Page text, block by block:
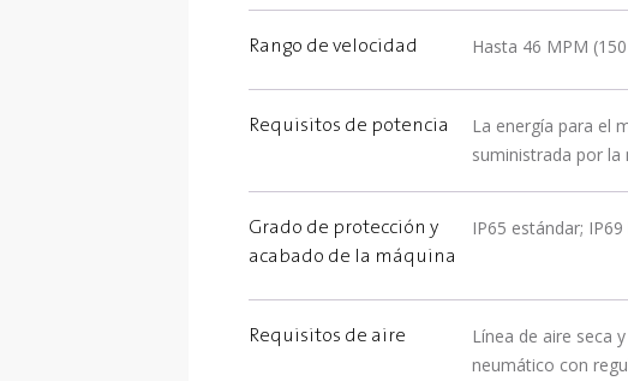
Rango de velocidad Hasta 46 MPM
Requisitos de potencia
La energía para el
suministrada por la
Grado de protección y
acabado de la máquina
IP65 estándar;
Requisitos de aire
Línea de aire seca
neumático con